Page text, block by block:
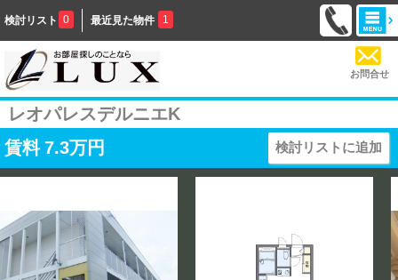
検討リスト 0 最近見た物件 1
お問合せ
レオパレスデルニエK
賃料 7.3万円 検討リストに追加